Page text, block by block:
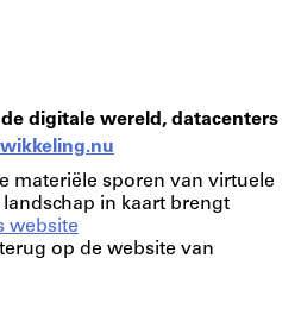
digitale wereld, datacenters
materiële sporen van virtuele
in kaart brengt
website
op de website van